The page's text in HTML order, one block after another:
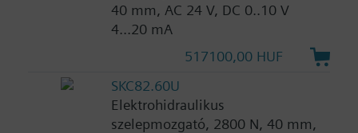
40 mm, AC 24 V, DC 0..10 V
4...20 mA
517100,00 HUF
SKC82.60U
Elektrohidraulikus
szelepmozgató, 2800 N, 40 mm,